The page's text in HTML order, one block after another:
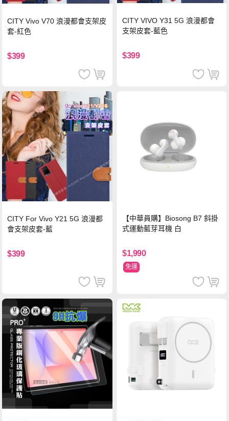
CITY Vivo V70 浪漫都會支架皮
套-紅色
$399
CITY VIVO Y31 5G 浪漫都會
支架皮套-藍色
$399
CITY For Vivo Y21 5G 浪漫都
會支架皮套-藍
$399
【中華員購】Biosong B7 斜掛
式運動藍芽耳機 白
$1,990
免運